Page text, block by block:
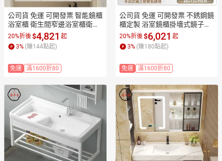
公司貨 免運 可開發票 智能鏡櫃
浴室櫃 衛生間窄邊浴室櫃衛浴
洗臉盆 掃地機器人櫃洗衣工廠
現貨直銷 售後保障 全館折扣 店
長新品推薦 7ZM83
20%折後$4,821 起
3% (賺144點起)
免運 滿1600折80
公司貨 免運 可開發票 不銹鋼鏡
櫃定製 浴室鏡櫃掛墻式鏡子櫃
衛生間鏡箱智能鏡櫃單獨工廠
現貨直銷 售後保障 全館折扣 店
長新品推薦 7ZM83
20%折後$6,021 起
3% (賺180點起)
免運 滿1600折80